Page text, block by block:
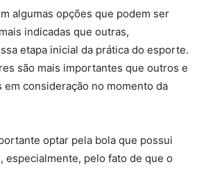
algumas opções que podem ser
indicadas que outras,
etapa inicial da prática do esporte.
são mais importantes que outros e
em consideração no momento da
optar pela bola que possui
especialmente, pelo fato de que o